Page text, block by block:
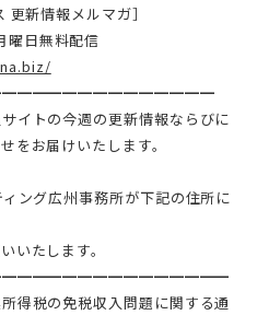
新情報メルマガ］
日無料配信
イトの今週の更新情報ならびに
をお届けいたします。
ング広州事務所が下記の住所に
いたします。
得税の免税収入問題に関する通